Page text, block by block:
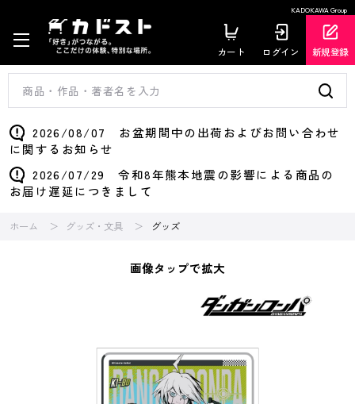
KADOKAWA Group
カート ログイン 新規登録
2026/08/07 お盆期間中の出荷およびお問い合わせ
に関するお知らせ
2026/07/29 令和8年熊本地震の影響による商品の
お届け遅延につきまして
ホーム グッズ・文具 グッズ
画像タップで拡大